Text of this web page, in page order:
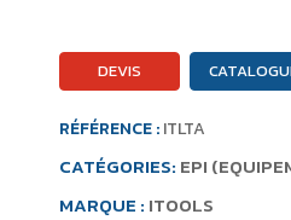
RÉFÉRENCE :ITLTA
CATÉGORIES: EPI
MARQUE : ITOOLS
DEVIS